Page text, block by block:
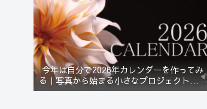
今年は自分で2026年カレンダーを作ってみ
る｜写真から始まる小さなプロジェクト【一
灯花】